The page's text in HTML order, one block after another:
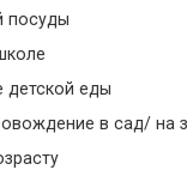
посуды
детской еды
в сад/ на